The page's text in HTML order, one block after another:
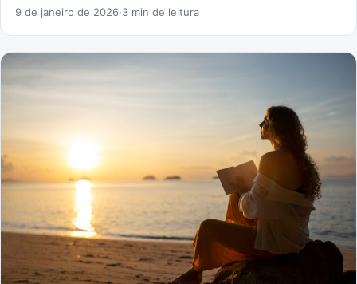
9 de janeiro de 2026·3 min de leitura